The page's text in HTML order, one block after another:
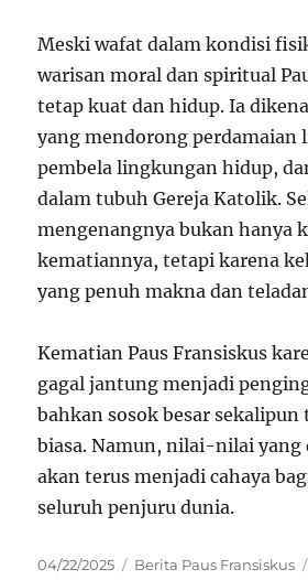
Meski wafat dalam kondisi
warisan moral dan spiritual
tetap kuat dan hidup. Ia
yang mendorong perdamaian
pembela lingkungan hidup,
dalam tubuh Gereja Katolik.
mengenangnya bukan hanya
kematiannya, tetapi karena
yang penuh makna dan
Kematian Paus Fransiskus
gagal jantung menjadi
bahkan sosok besar sekalipun
biasa. Namun, nilai-nilai yang
akan terus menjadi cahaya
seluruh penjuru dunia.
Posted
04/22/2025 Categories
Berita Paus Fransiskus